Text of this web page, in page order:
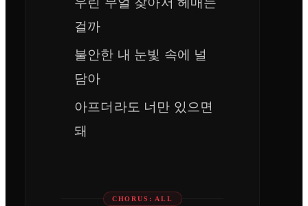
걸까
불안한 내 눈빛 속에 널
담아
아프더라도 너만 있으면
돼
CHORUS: ALL